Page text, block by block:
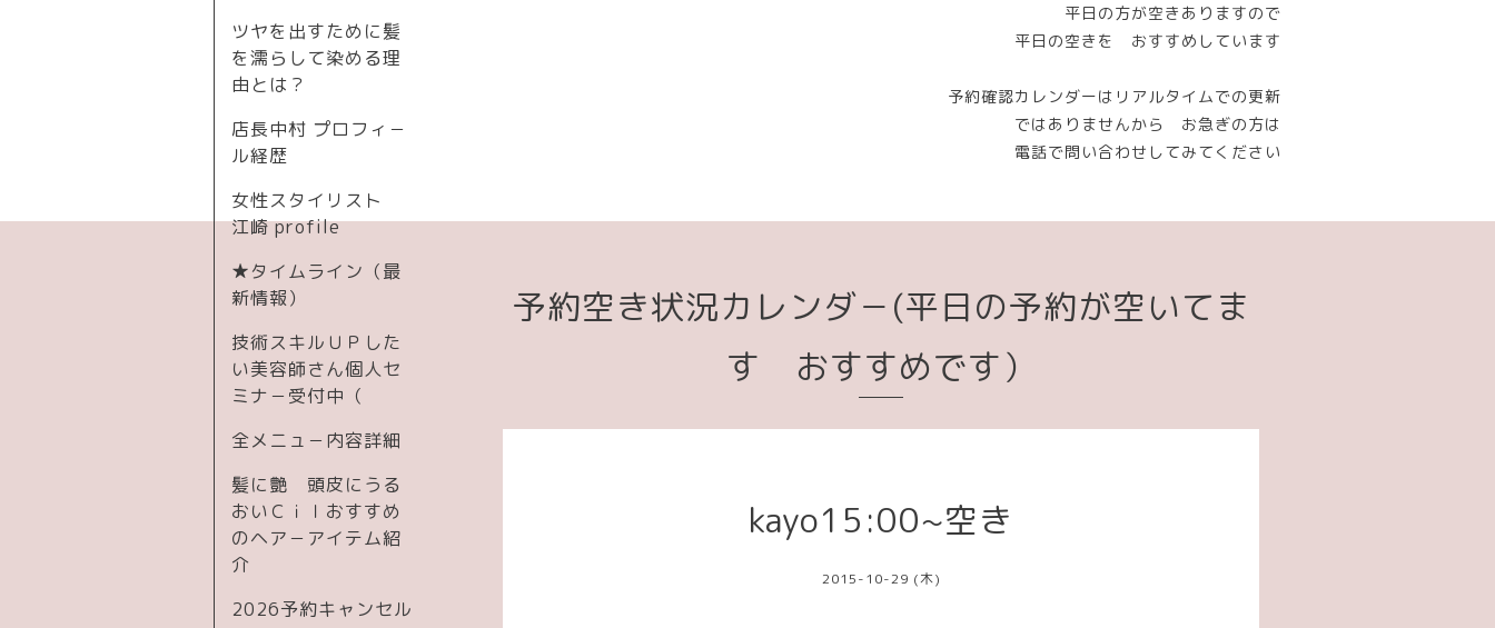
平日の方が空きありますので
平日の空きを おすすめしています
予約確認カレンダーはリアルタイムでの更新
ではありませんから お急ぎの方は
電話で問い合わせしてみてください
ツヤを出すために髪
を濡らして染める理
由とは？
店長中村 プロフィ－
ル経歴
女性スタイリスト
江崎 profile
★タイムライン（最
新情報）
技術スキルＵＰした
い美容師さん個人セ
ミナ－受付中（
全メニュ－内容詳細
髪に艶 頭皮にうる
おいＣｉｌおすすめ
のヘア－アイテム紹
介
2026予約キャンセル
予約空き状況カレンダ－(平日の予約が空いてま
す おすすめです）
kayo15:00~空き
2015-10-29 (木)